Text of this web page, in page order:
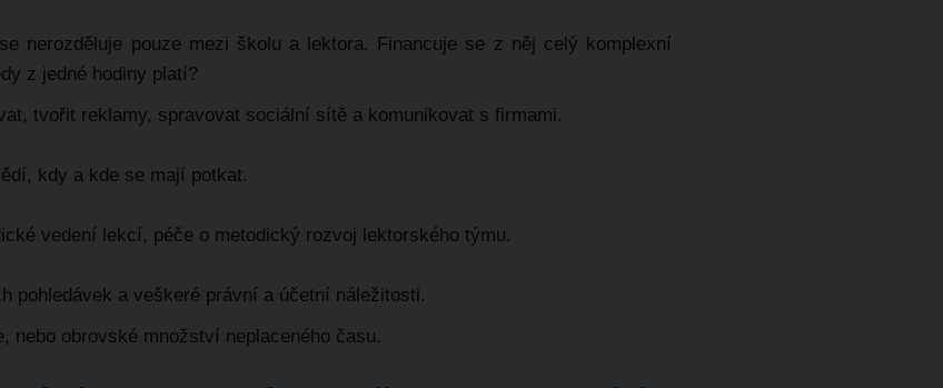
nerozděluje pouze mezi školu a lektora. Financuje se z něj celý komplexní
z jedné hodiny platí?
tvořit reklamy, spravovat sociální sítě a komunikovat s firmami.
kdy a kde se mají potkat.
vedení lekcí, péče o metodický rozvoj lektorského týmu.
pohledávek a veškeré právní a účetní náležitosti.
obrovské množství neplaceného času.